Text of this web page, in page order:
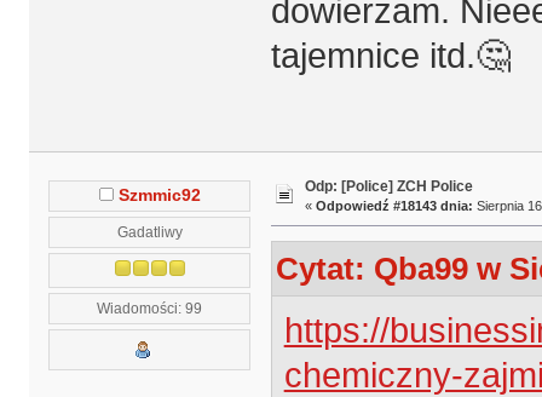
dowierzam.
tajemnice itd.🤔
Szmmic92
Gadatliwy
Wiadomości: 99
Odp: [Police] ZCH Police
« Odpowiedź #18143 dnia: Sierpnia
Cytat: Qba99 w
https://
chemiczny-